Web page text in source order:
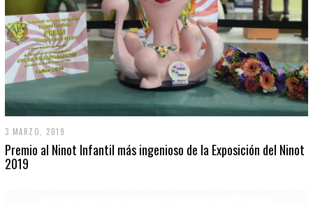
3 MARZO, 2019
Premio al Ninot Infantil más ingenioso de la Exposición del Ninot
2019